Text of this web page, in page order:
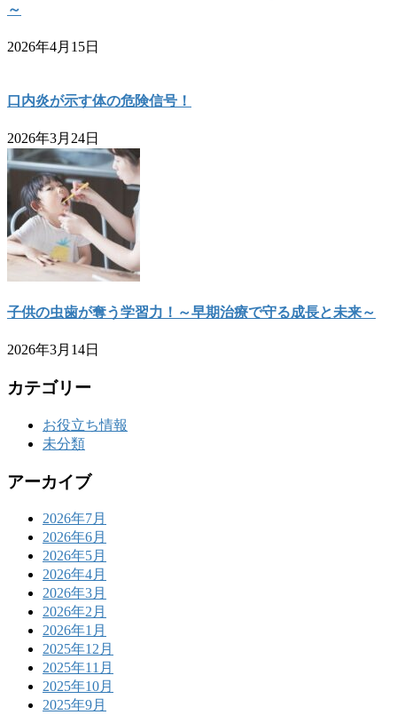
～
2026年4月15日
口内炎が示す体の危険信号！
2026年3月24日
子供の虫歯が奪う学習力！～早期治療で守る成長と未来～
2026年3月14日
カテゴリー
お役立ち情報
未分類
アーカイブ
2026年7月
2026年6月
2026年5月
2026年4月
2026年3月
2026年2月
2026年1月
2025年12月
2025年11月
2025年10月
2025年9月